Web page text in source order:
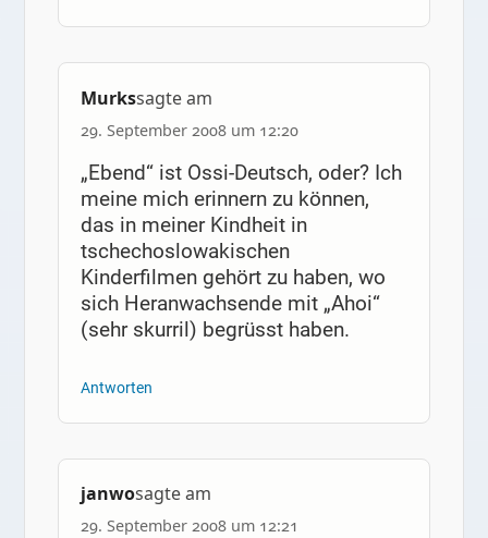
Murkssagte am
29. September 2008 um 12:20
„Ebend“ ist Ossi-Deutsch, oder? Ich
meine mich erinnern zu können,
das in meiner Kindheit in
tschechoslowakischen
Kinderfilmen gehört zu haben, wo
sich Heranwachsende mit „Ahoi“
(sehr skurril) begrüsst haben.
Antworten
janwosagte am
29. September 2008 um 12:21